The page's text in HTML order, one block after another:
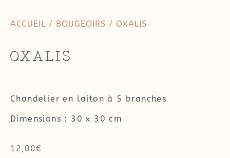
ACCUEIL / BOUGEOIRS / OXALIS
OXALIS
Chandelier en laiton à 5 branches
Dimensions : 30 x 30 cm
12,00€